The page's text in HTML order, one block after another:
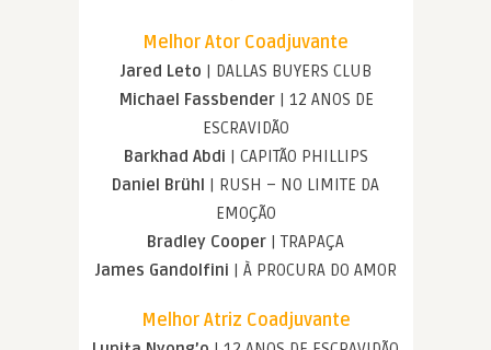
Melhor Ator Coadjuvante
Jared Leto | DALLAS BUYERS CLUB
Michael Fassbender| 12 ANOS DE
ESCRAVIDÃO
Barkhad Abdi | CAPITÃO PHILLIPS
Daniel Brühl | RUSH – NO LIMITE DA
EMOÇÃO
Bradley Cooper | TRAPAÇA
James Gandolfini | À PROCURA DO AMOR
Melhor Atriz Coadjuvante